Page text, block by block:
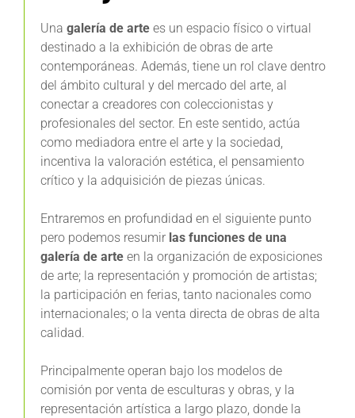
Una galería de arte es un espacio físico o virtual
destinado a la exhibición de obras de arte
contemporáneas. Además, tiene un rol clave dentro
del ámbito cultural y del mercado del arte, al
conectar a creadores con coleccionistas y
profesionales del sector. En este sentido, actúa
como mediadora entre el arte y la sociedad,
incentiva la valoración estética, el pensamiento
crítico y la adquisición de piezas únicas.
Entraremos en profundidad en el siguiente punto
pero podemos resumir las funciones de una
galería de arte en la organización de exposiciones
de arte; la representación y promoción de artistas;
la participación en ferias, tanto nacionales como
internacionales; o la venta directa de obras de alta
calidad.
Principalmente operan bajo los modelos de
comisión por venta de esculturas y obras, y la
representación artística a largo plazo, donde la